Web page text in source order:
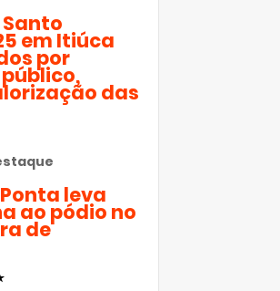
em Itiúca
por
das
leva
ao pódio no
de